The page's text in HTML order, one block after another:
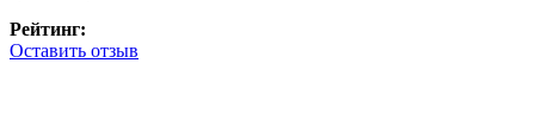
Рейтинг:
Оставить отзыв